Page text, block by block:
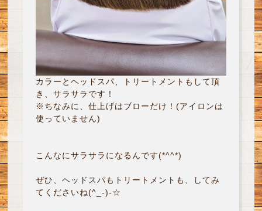
カラーとヘッドスパ、トリートメントもして頂
き、サラサラです！
※ちなみに、仕上げはブローだけ！(アイロンは
使っていません)
こんなにサラサラになるんです(*^^*)
ぜひ、ヘッドスパもトリートメントも、してみ
てくださいね(^_-)-☆